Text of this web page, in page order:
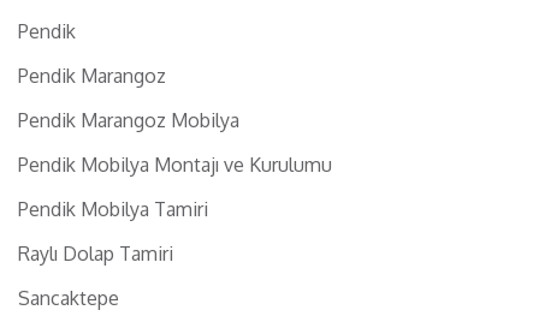
Pendik
Pendik Marangoz
Pendik Marangoz Mobilya
Pendik Mobilya Montajı ve Kurulumu
Pendik Mobilya Tamiri
Raylı Dolap Tamiri
Sancaktepe